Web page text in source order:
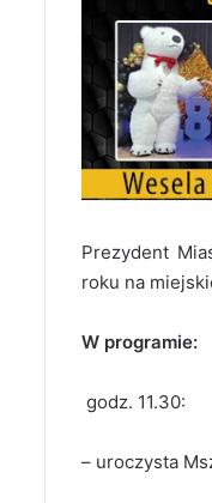
Prezydent
roku na
W programie:
godz. 11.30:
– uroczysta